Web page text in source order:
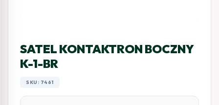
SATEL KONTAKTRON BOCZNY
K-1-BR
SKU: 7461